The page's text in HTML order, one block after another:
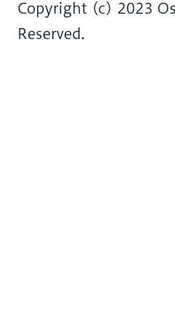
Copyright (c) 2023
Reserved.